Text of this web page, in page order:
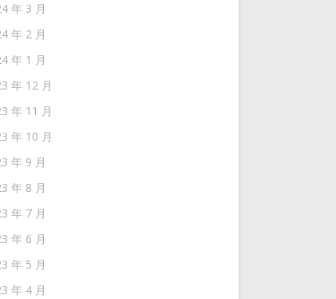
年 3 月
年 2 月
年 1 月
年 12 月
年 11 月
年 10 月
年 9 月
年 8 月
年 7 月
年 6 月
年 5 月
年 4 月